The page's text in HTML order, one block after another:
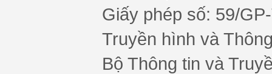
Giấy phép số: 59/
Truyền hình và
Bộ Thông tin và